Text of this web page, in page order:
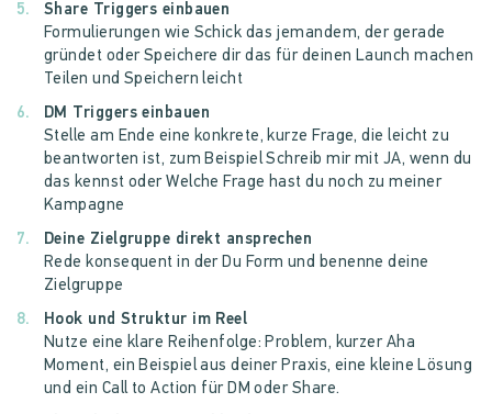
Share Triggers einbauen
Formulierungen wie Schick das jemandem, der gerade
gründet oder Speichere dir das für deinen Launch machen
Teilen und Speichern leicht
DM Triggers einbauen
Stelle am Ende eine konkrete, kurze Frage, die leicht zu
beantworten ist, zum Beispiel Schreib mir mit JA, wenn du
das kennst oder Welche Frage hast du noch zu meiner
Kampagne
Deine Zielgruppe direkt ansprechen
Rede konsequent in der Du Form und benenne deine
Zielgruppe
Hook und Struktur im Reel
Nutze eine klare Reihenfolge: Problem, kurzer Aha
Moment, ein Beispiel aus deiner Praxis, eine kleine Lösung
und ein Call to Action für DM oder Share.